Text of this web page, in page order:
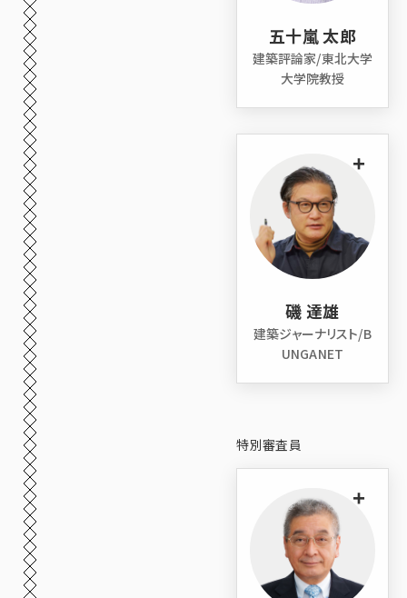
五十嵐 太郎
建築評論家/東北大学
大学院教授
+
磯 達雄
建築ジャーナリスト/B
UNGANET
特別審査員
+